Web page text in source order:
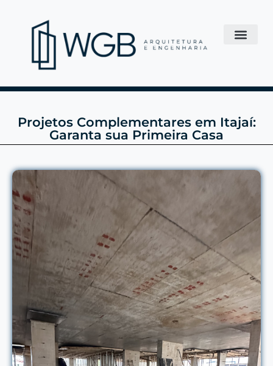
Projetos Complementares em Itajaí:
Garanta sua Primeira Casa